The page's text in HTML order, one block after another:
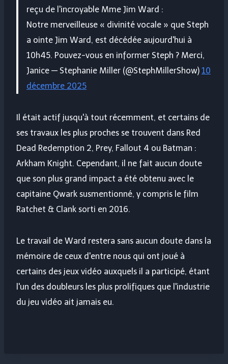
reçu de l'incroyable Mme Jim Ward :
Notre merveilleuse « divinité vocale » que Steph
a ointe Jim Ward, est décédée aujourd'hui à
10h45. Pouvez-vous en informer Steph ? Merci,
Janice — Stephanie Miller (@StephMillerShow) 10
décembre 2025
Il était actif jusqu'à tout récemment, et certains de
ses travaux les plus proches se trouvent dans Red
Dead Redemption 2, Prey, Fallout 4 ou Batman :
Arkham Knight. Cependant, il ne fait aucun doute
que son plus grand impact a été obtenu avec le
capitaine Qwark susmentionné, y compris le film
Ratchet & Clank sorti en 2016.
Le travail de Ward restera sans aucun doute dans la
mémoire de ceux d'entre nous qui ont joué à
certains des jeux vidéo auxquels il a participé, étant
l'un des doubleurs les plus prolifiques que l'industrie
du jeu vidéo ait jamais eu.